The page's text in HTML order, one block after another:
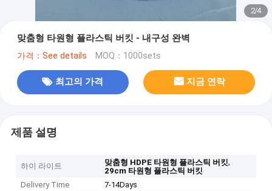
2/4
맞춤형 타원형 플라스틱 버킷 - 내구성 완벽
가격：See details MOQ：1000sets
최고의 가격 지금 연락
제품 설명
하이 라이트 맞춤형 HDPE 타원형 플라스틱 버킷,
29cm 타원형 플라스틱 버킷
Delivery Time
7-14Days